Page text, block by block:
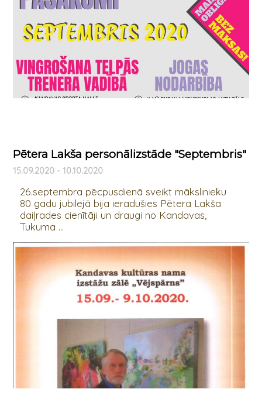
Pētera Lakša personālizstāde "Septembris"
15.09.2020 - 10.10.2020
26.septembra pēcpusdienā sveikt mākslinieku
80 gadu jubilejā bija ieradušies Pētera Lakša
daiļrades cienītāji un draugi no Kandavas,
Tukuma ...